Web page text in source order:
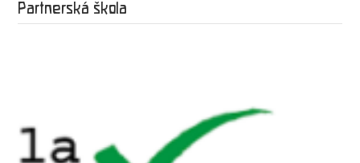
Partnerská škola